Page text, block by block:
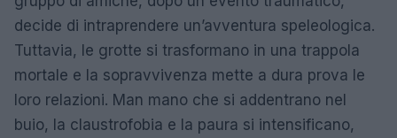
decide di intraprendere un’avventura speleologica.
Tuttavia, le grotte si trasformano in una trappola
mortale e la sopravvivenza mette a dura prova le
loro relazioni. Man mano che si addentrano nel
buio, la claustrofobia e la paura si intensificano,